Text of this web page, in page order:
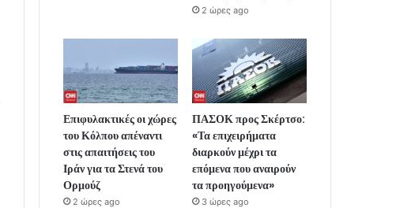
2 ώρες ago
Επιφυλακτικές οι χώρες
του Κόλπου απέναντι
στις απαιτήσεις του
Ιράν για τα Στενά του
Ορμούζ
2 ώρες ago
ΠΑΣΟΚ προς Σκέρτσο:
«Τα επιχειρήματα
διαρκούν μέχρι τα
επόμενα που αναιρούν
τα προηγούμενα»
3 ώρες ago